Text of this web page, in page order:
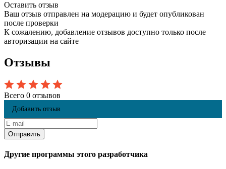
Оставить отзыв
Ваш отзыв отправлен на модерацию и будет опубликован
после проверки
К сожалению, добавление отзывов доступно только после
авторизации на сайте
Отзывы
Всего 0 отзывов
Добавить отзыв
Другие программы этого разработчика